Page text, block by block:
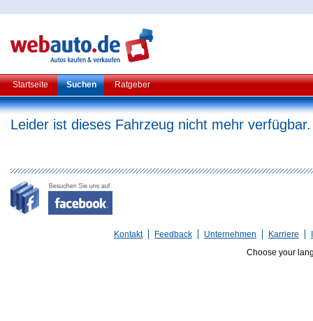
Startseite Suchen Ratgeber
Leider ist dieses Fahrzeug nicht mehr verfügbar.
Kontakt Feedback Unternehmen Karriere
Choose your